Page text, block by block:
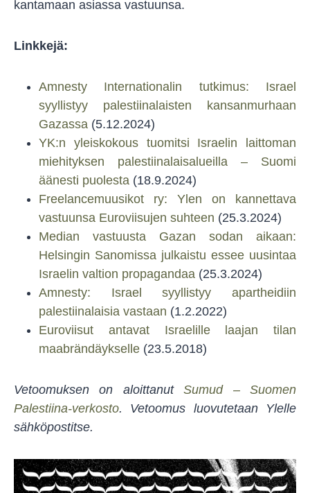
kantamaan asiassa vastuunsa.
Linkkejä:
Amnesty Internationalin tutkimus: Israel
syyllistyy palestiinalaisten kansanmurhaan
Gazassa (5.12.2024)
YK:n yleiskokous tuomitsi Israelin laittoman
miehityksen palestiinalaisalueilla – Suomi
äänesti puolesta (18.9.2024)
Freelancemuusikot ry: Ylen on kannettava
vastuunsa Euroviisujen suhteen (25.3.2024)
Median vastuusta Gazan sodan aikaan:
Helsingin Sanomissa julkaistu essee uusintaa
Israelin valtion propagandaa (25.3.2024)
Amnesty: Israel syyllistyy apartheidiin
palestiinalaisia vastaan (1.2.2022)
Euroviisut antavat Israelille laajan tilan
maabrändäykselle (23.5.2018)
Vetoomuksen on aloittanut
Sumud – Suomen
Palestiina-verkosto. Vetoomus luovutetaan Ylelle
sähköpostitse.